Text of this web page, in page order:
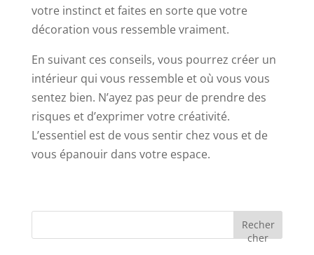
votre instinct et faites en sorte que votre
décoration vous ressemble vraiment.
En suivant ces conseils, vous pourrez créer un
intérieur qui vous ressemble et où vous vous
sentez bien. N’ayez pas peur de prendre des
risques et d’exprimer votre créativité.
L’essentiel est de vous sentir chez vous et de
vous épanouir dans votre espace.
Recher
cher